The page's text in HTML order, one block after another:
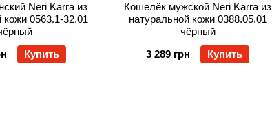
Neri Karra из
кожи 0563.1-32.01
Купить
Кошелёк мужской Neri Karra из
натуральной кожи 0388.05.01
чёрный
3 289 грн
Купить